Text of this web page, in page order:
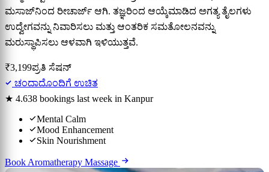
ಮಸಾಜ್‌ನಿಂದ ರೀಚಾರ್ಜ್ ಆಗಿ. ತಜ್ಞರಿಂದ ಆಯ್ಕೆಮಾಡಿದ ಅಗತ್ಯ ತೈಲಗಳು
ಉದ್ವೇಗವನ್ನು ನಿವಾರಿಸಲು ಮತ್ತು ಆಂತರಿಕ ಸಮತೋಲನವನ್ನು
ಮರುಸ್ಥಾಪಿಸಲು ಆಳವಾಗಿ ಇಳಿಯುತ್ತವೆ.
₹3,199ಪ್ರತಿ ಸೆಷನ್
ಚಂದಾದೊಂದಿಗೆ ಉಚಿತ
★ 4.638 bookings last week in Kanpur
Mental Calm
Mood Enhancement
Skin Nourishment
Book Aromatherapy Massage